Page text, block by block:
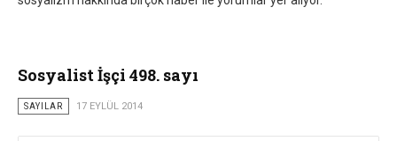
Sosyalist İşçi 498. sayı
SAYILAR 17 EYLÜL 2014